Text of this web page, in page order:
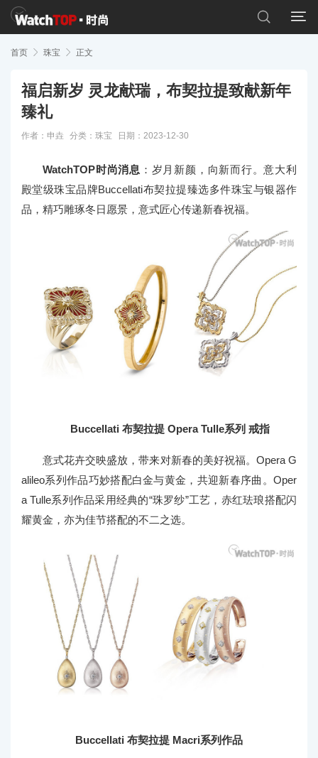


首页  珠宝  正文
福启新岁 灵龙献瑞，布契拉提致献新年
臻礼
作者：申垚 分类： 珠宝 日期：2023-12-30
WatchTOP时尚消息 ：岁月新颜，向新而行。意大利
殿堂级珠宝品牌Buccellati布契拉提臻选多件珠宝与银器作
品，精巧雕琢冬日愿景，意式匠心传递新春祝福。
Buccellati 布契拉提 Opera Tulle系列 戒指
意式花卉交映盛放，带来对新春的美好祝福。Opera G
alileo系列作品巧妙搭配白金与黄金，共迎新春序曲。Oper
a Tulle系列作品采用经典的“珠罗纱”工艺，赤红珐琅搭配闪
耀黄金，亦为佳节搭配的不二之选。
Buccellati 布契拉提 Macri系列作品